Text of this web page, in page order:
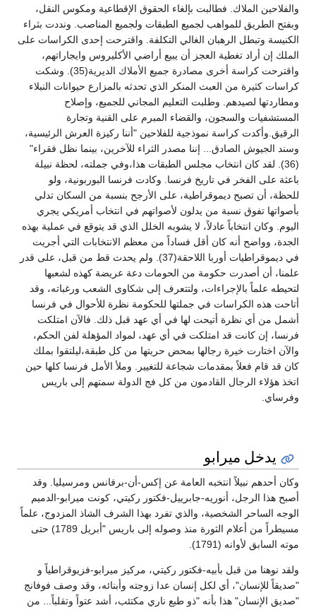
والفلاحين الملاك. فطالبت بإلغاء الحقوق الإقطاعية ومكوس النقل،
وبفتح الطريق للمواهب لجميع الطبقات ولجميع المناصب. ونددت بثراء
الكنيسة وتبطل الرهبان الغالي التكلفة. واقترحت إحدى الكراسات على
الملك إن أراد تغطية العجز أن يبيع أراضي الأكليروس وايجاراتهم،
واقترحت كراسة أخرى مصادرة جميع الأملاك الديرية(35). وشكت
كراسات كثيرة من العبث المنكر الذي تحدثه بالمزارع حيوانات النبلاء
ومطاردتها لصيدهم. وطلبت التعليم المجاني للجميع، وإصلاح
المستشفيات والسجون، والقضاء المبرم على القنية وتجارة
الرقيق.وأكدت كراسة نموذجية للفلاحين "أننا ركيزة العرش الرئيسية،
وسند الجيوش الصادق... إننا مصدر الثراء للآخرين، بينما نظل فقراء"
(36). لقد كان انتخاب مجلس الطبقات هذا،وفي جملته، لحظة نبيلة
باعثة على الفخر في تاريخ فرنسا. وكادت فرنسا البوربونية، ولو
للحظة، أن تصبح ديموقراطية، على الأرجح بنسبة من السكان تدلي
بأصواتها تفوق نسبة من يدلون لأصواتهم في انتخاب أمريكي يجري
اليوم. وكان انتخاباً عادلاً، لا يشوبه الخلل الذي قد يتوقع في عملية بهذه
الجدة، وواضح أنه كان أقل فساداً من معظم الانتخابات التي أجريت
في ديموقراطيات أوربا اللاحقة(37). ولم يحدث قط من قبل، على قدر
علمنا، أن أصدرت حكومة من الحومات دعة عريضة كهذه لشعبها
لتحيطه علماً بالإجراءات، ولتتعرف إلى شكاوى الشعب ورغباته، وقد
أتاحت هذه الكراسات في جملتها للحكومة نظرة للأحوال في فرنسا
أشمل من أي نظرة أتيحت لها في أي عهد قبل ذلك. فالآن امتلكت
فرنسا، إن كانت قد امتلكت في أي عهد، لمواد المؤهلة لفن الحكم،
والآن اختارت خيرة رجالها بمحض حريتها من كل طبقة،ليلتقوا بملك
كان قد قام فعلاً بمقدمات شجاعة للتغيير. وملأ الأمل فرنسا كلها حين
اتخذ هؤلاء الرجال القادمون من كل فج الدولة سمتهم إلى باريس
وفرساي.
يدخل ميرابو
وكان أحدهم نبيلاً انتخبه العامة عن إكس-أن-برفانس ومرسيليا. وقد
أصبح هذا الرجل، أنوريه-جابرييل-فكتور ركيتي، كونت ميرابو-الدميم
الوجه الساحر الشخصية، والذي تفرد بهذا الشرف الشاذ المزدوج، علماً
مسيطراً من أعلام الثورة منذ وصوله إلى باريس "أبريل 1789) حتى
موته السابق لأوانه (1791).
ولقد نوهنا من قبل بأبيه-فكتور ركيتي، مركيز ميرابو-فزيوقراطياً و
"صديقاً للإنسان"، أي لكل إنسان عدا زوجته وأبنائه، وقد وصف فوفانج
"صديق الإنسان" هذا بأنه "ذو طبع ناري مكتئب، أشد عتواً وتقلباً... من